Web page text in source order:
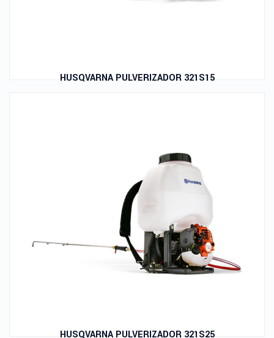
HUSQVARNA PULVERIZADOR 321S15
HUSQVARNA PULVERIZADOR 321S25